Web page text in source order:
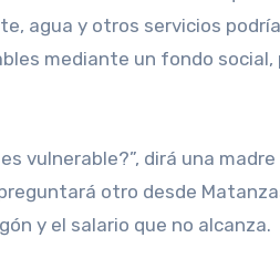
agua y otros servicios
mediante un fondo
vulnerable?”, dirá una
otro desde
y el salario que no alcanza.